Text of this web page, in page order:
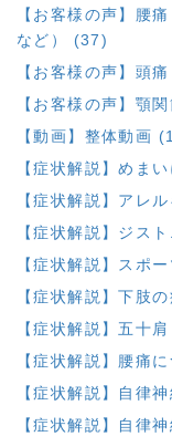
【お客様の声】腰
など） (37)
【お客様の声】頭
【お客様の声】顎
【動画】整体動画
【症状解説】めま
【症状解説】アレ
【症状解説】ジス
【症状解説】スポ
【症状解説】下肢
【症状解説】五十
【症状解説】腰痛
【症状解説】自律
【症状解説】自律